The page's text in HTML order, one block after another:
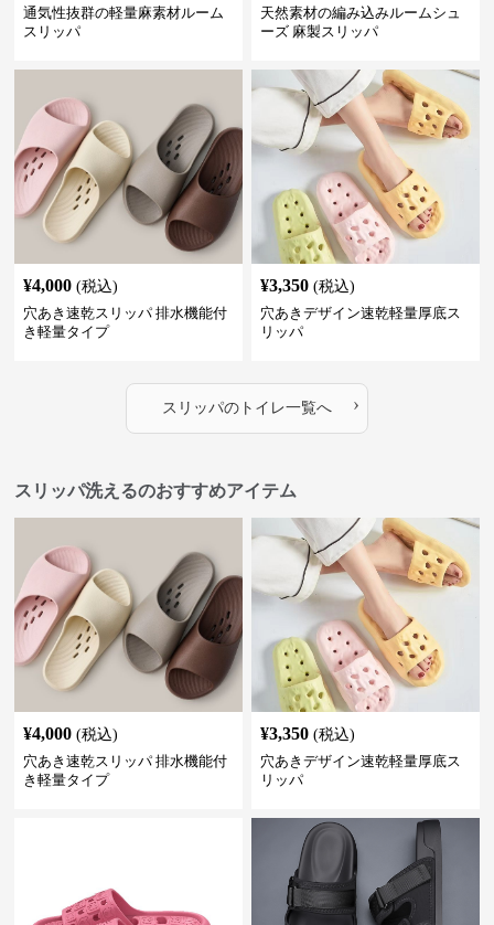
通気性抜群の軽量麻素材ルーム
スリッパ
天然素材の編み込みルームシュ
ーズ 麻製スリッパ
¥4,000 (税込)
穴あき速乾スリッパ 排水機能付
き軽量タイプ
¥3,350 (税込)
穴あきデザイン速乾軽量厚底ス
リッパ
スリッパのトイレ一覧へ ›
スリッパ洗えるのおすすめアイテム
¥4,000 (税込)
穴あき速乾スリッパ 排水機能付
き軽量タイプ
¥3,350 (税込)
穴あきデザイン速乾軽量厚底ス
リッパ